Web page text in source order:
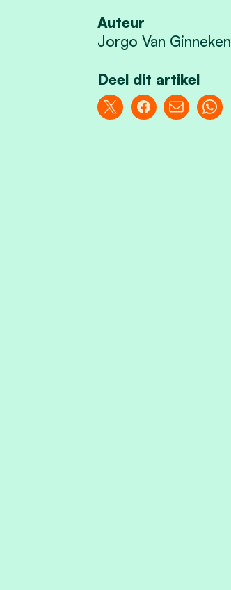
Auteur
Jorgo Van Ginneken
Deel dit artikel